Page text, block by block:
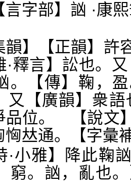
言字部】訩 ·康
韻】【正韻】許
·釋言】訟也。
。【傳】鞠，
【廣韻】衆語
品位。 【說文
恟𠀤通。【字彙
·小雅】降此鞠
窮。訩，亂也